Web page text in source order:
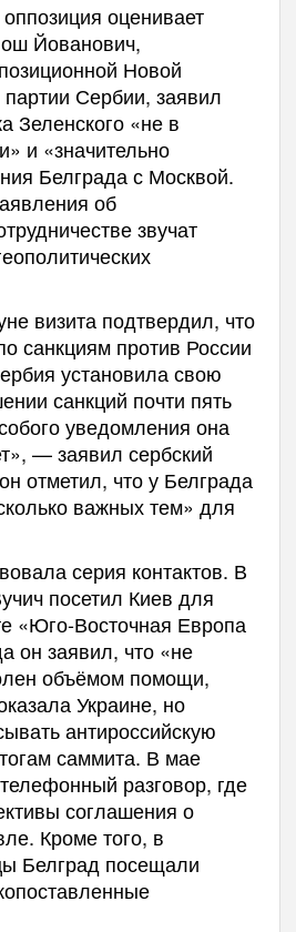
оценивает
Йованович,
Новой
Сербии, заявил
Зеленского «не в
и «значительно
Белграда с Москвой.
об
звучат
визита подтвердил, что
санкциям против России
установила свою
санкций почти пять
уведомления она
— заявил сербский
отметил, что у Белграда
важных тем» для
серия контактов. В
посетил Киев для
«Юго-Восточная Европа
он заявил, что «не
объёмом помощи,
Украине, но
антироссийскую
саммита. В мае
разговор, где
соглашения о
Кроме того, в
Белград посещали